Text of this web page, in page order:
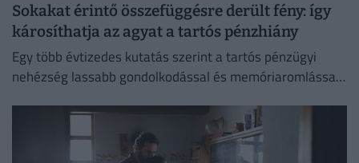
Sokakat érintő összefüggésre derült fény: így
károsíthatja az agyat a tartós pénzhiány
Egy több évtizedes kutatás szerint a tartós pénzügyi
nehézség lassabb gondolkodással és memóriaromlással